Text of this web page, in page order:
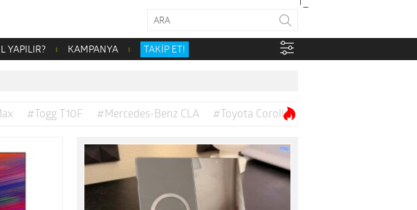
YAPILIR? KAMPANYA TAKİP ET!
#Togg T10F #Mercedes-Benz CLA #Toyota Corolla